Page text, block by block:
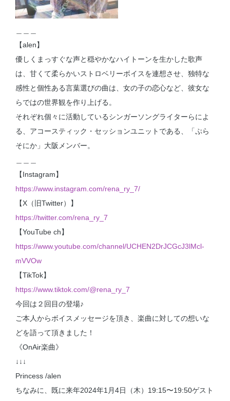
【alen】
優しくまっすぐな声と穏やかなハイトーンを生かした歌声
は、甘くて柔らかいストロベリーボイスを連想させ、独特な
感性と個性ある言葉選びの曲は、女の子の恋心など、彼女な
らではの世界観を作り上げる。
それぞれ個々に活動しているシンガーソングライターらによ
る、アコースティック・セッションユニットである、「ぷら
そにか」大阪メンバー。
【Instagram】
https://www.instagram.com/rena_ry_7/
【X（旧Twitter）】
https://twitter.com/rena_ry_7
【YouTube ch】
https://www.youtube.com/channel/UCHEN2DrJCGcJ3lMcl-
mVVOw
【TikTok】
https://www.tiktok.com/@rena_ry_7
今回は２回目の登場♪
ご本人からボイスメッセージを頂き、楽曲に対しての想いな
どを語って頂きました！
《OnAir楽曲》
↓↓↓
Princess /alen
ちなみに、既に来年2024年1月4日（木）19:15〜19:50ゲスト